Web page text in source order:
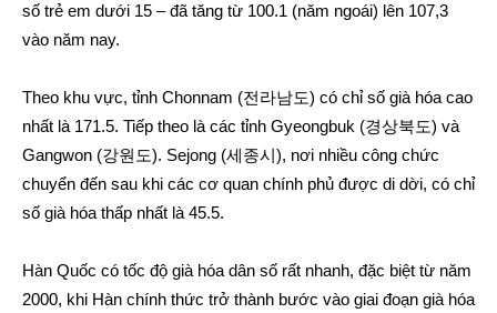
số trẻ em dưới 15 – đã tăng từ 100.1 (năm ngoái) lên 107,3
vào năm nay.
Theo khu vực, tỉnh Chonnam (전라남도) có chỉ số già hóa cao
nhất là 171.5. Tiếp theo là các tỉnh Gyeongbuk (경상북도) và
Gangwon (강원도). Sejong (세종시), nơi nhiều công chức
chuyển đến sau khi các cơ quan chính phủ được di dời, có chỉ
số già hóa thấp nhất là 45.5.
Hàn Quốc có tốc độ già hóa dân số rất nhanh, đặc biệt từ năm
2000, khi Hàn chính thức trở thành bước vào giai đoạn già hóa